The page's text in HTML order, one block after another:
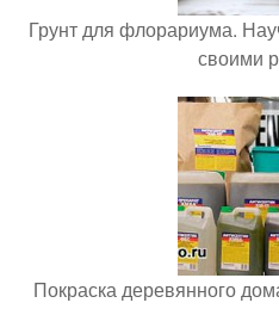
Грунт для флорариума.
своими
Покраска деревянного